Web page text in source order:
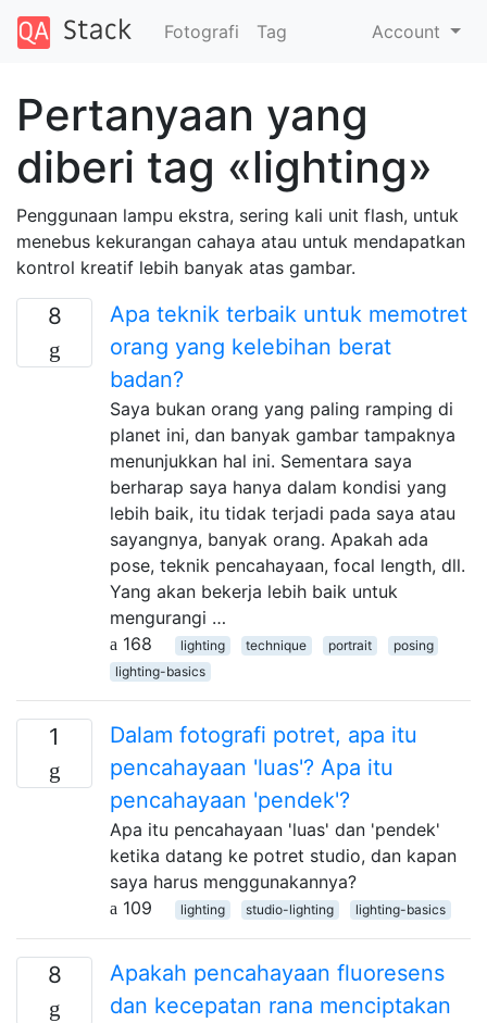
Fotografi Tag Account
Pertanyaan yang
diberi tag «lighting»
Penggunaan lampu ekstra, sering kali unit flash, untuk
menebus kekurangan cahaya atau untuk mendapatkan
kontrol kreatif lebih banyak atas gambar.
8
Apa teknik terbaik untuk memotret
orang yang kelebihan berat
badan?
Saya bukan orang yang paling ramping di
planet ini, dan banyak gambar tampaknya
menunjukkan hal ini. Sementara saya
berharap saya hanya dalam kondisi yang
lebih baik, itu tidak terjadi pada saya atau
sayangnya, banyak orang. Apakah ada
pose, teknik pencahayaan, focal length, dll.
Yang akan bekerja lebih baik untuk
mengurangi …
168
lighting technique portrait
posing
lighting-basics
1
Dalam fotografi potret, apa itu
pencahayaan 'luas'? Apa itu
pencahayaan 'pendek'?
Apa itu pencahayaan 'luas' dan 'pendek'
ketika datang ke potret studio, dan kapan
saya harus menggunakannya?
109
lighting studio-lighting lighting-basics
8
Apakah pencahayaan fluoresens
dan kecepatan rana menciptakan